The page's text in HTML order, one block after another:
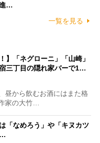
…
一覧を見る
】「ネグローニ」「山崎」
三丁目の隠れ家バーで1…
昼から飲むお酒にはまた格
家の大竹…
「なめろう」や「キヌカツ
…